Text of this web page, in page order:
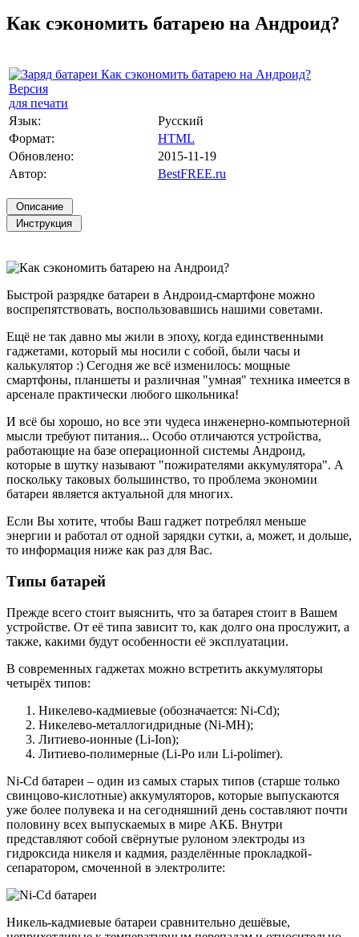
Как сэкономить батарею на Андроид?
Версия
для печати
Язык:
Русский
Формат:
HTML
Обновлено:
2015-11-19
Автор:
BestFREE.ru
Быстрой разрядке батареи в Андроид-смартфоне можно
воспрепятствовать, воспользовавшись нашими советами.
Ещё не так давно мы жили в эпоху, когда единственными
гаджетами, который мы носили с собой, были часы и
калькулятор :) Сегодня же всё изменилось: мощные
смартфоны, планшеты и различная "умная" техника имеется в
арсенале практически любого школьника!
И всё бы хорошо, но все эти чудеса инженерно-компьютерной
мысли требуют питания... Особо отличаются устройства,
работающие на базе операционной системы Андроид,
которые в шутку называют "пожирателями аккумулятора". А
поскольку таковых большинство, то проблема экономии
батареи является актуальной для многих.
Если Вы хотите, чтобы Ваш гаджет потреблял меньше
энергии и работал от одной зарядки сутки, а, может, и дольше,
то информация ниже как раз для Вас.
Типы батарей
Прежде всего стоит выяснить, что за батарея стоит в Вашем
устройстве. От её типа зависит то, как долго она прослужит, а
также, какими будут особенности её эксплуатации.
В современных гаджетах можно встретить аккумуляторы
четырёх типов:
Никелево-кадмиевые (обозначается: Ni-Cd);
Никелево-металлогидридные (Ni-MH);
Литиево-ионные (Li-Ion);
Литиево-полимерные (Li-Po или Li-polimer).
Ni-Cd батареи – один из самых старых типов (старше только
свинцово-кислотные) аккумуляторов, которые выпускаются
уже более полувека и на сегодняшний день составляют почти
половину всех выпускаемых в мире АКБ. Внутри
представляют собой свёрнутые рулоном электроды из
гидроксида никеля и кадмия, разделённые прокладкой-
сепаратором, смоченной в электролите:
Никель-кадмиевые батареи сравнительно дешёвые,